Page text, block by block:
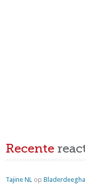
Recente
Tajine NL op